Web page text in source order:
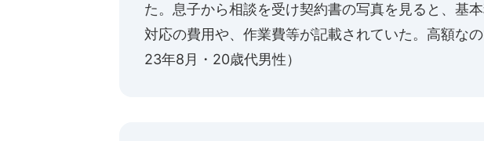
た。息子から相談を受け契約書の写真を見ると、基
対応の費用や、作業費等が記載されていた。高額な
23年8月・20歳代男性）